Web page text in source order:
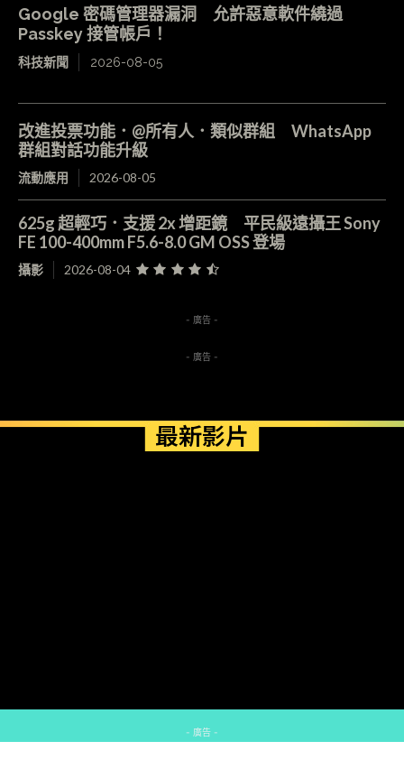
Google 密碼管理器漏洞 允許惡意軟件繞過
Passkey 接管帳戶！
科技新聞 2026-08-05
改進投票功能．@所有人．類似群組 WhatsApp
群組對話功能升級
流動應用 2026-08-05
625g 超輕巧．支援 2x 增距鏡 平民級遠攝王 Sony
FE 100-400mm F5.6-8.0 GM OSS 登場
攝影 2026-08-04
- 廣告 -
- 廣告 -
最新影片
- 廣告 -